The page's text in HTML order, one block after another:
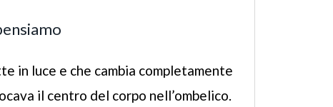
in luce e che cambia completamente
il centro del corpo nell’ombelico.